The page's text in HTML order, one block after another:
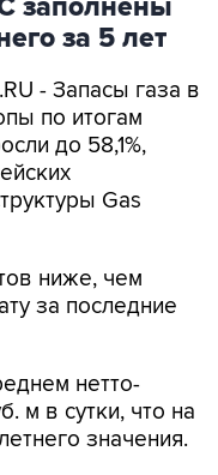
заполнены
за 5 лет
- Запасы газа в
по итогам
до 58,1%,
Gas
ниже, чем
за последние
нетто-
м в сутки, что на
значения.